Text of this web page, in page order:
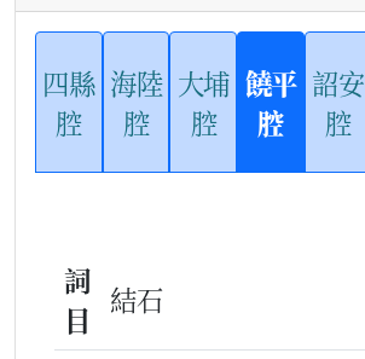
四縣
腔
海陸
腔
大埔
腔
饒平
腔
詔安
腔
詞
目
結石